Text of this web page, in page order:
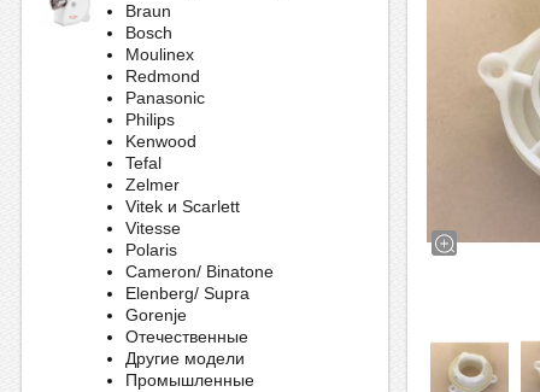
Braun
Bosch
Moulinex
Redmond
Panasonic
Philips
Kenwood
Tefal
Zelmer
Vitek и Scarlett
Vitesse
Polaris
Cameron/ Binatone
Elenberg/ Supra
Gorenje
Отечественные
Другие модели
Промышленные